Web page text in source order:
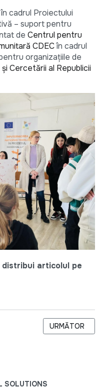
cadrul Proiectului
– suport pentru
de Centrul pentru
CDECîn cadrul
organizațiile de
Cercetării al Republicii
distribui articolul pe
URI DIN TERITORIU,
ARTICOLUL
URMĂTOR
SOLUTIONS